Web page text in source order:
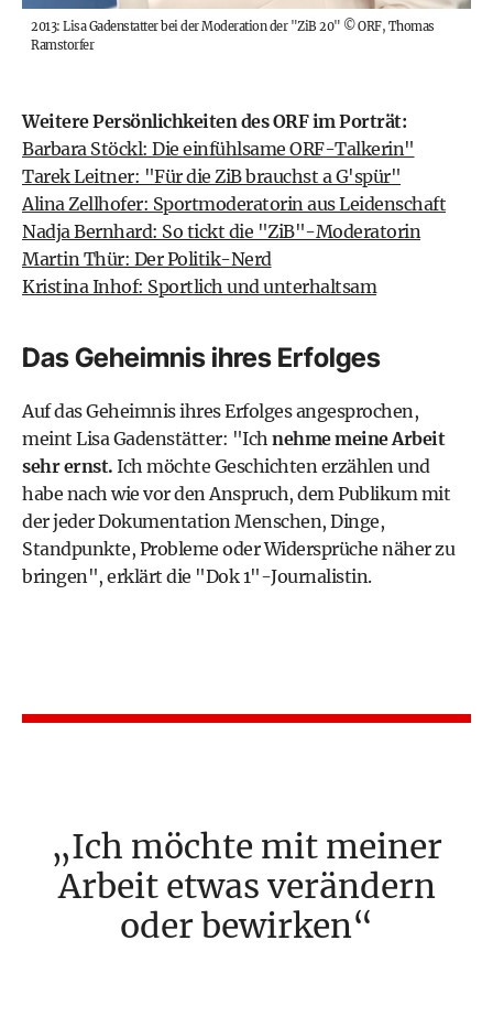
2013: Lisa Gadenstatter bei der Moderation der "ZiB 20" ©ORF, Thomas
Ramstorfer
Weitere Persönlichkeiten des ORF im Porträt:
Barbara Stöckl: Die einfühlsame ORF-Talkerin"
Tarek Leitner: "Für die ZiB brauchst a G'spür"
Alina Zellhofer: Sportmoderatorin aus Leidenschaft
Nadja Bernhard: So tickt die "ZiB"-Moderatorin
Martin Thür: Der Politik-Nerd
Kristina Inhof: Sportlich und unterhaltsam
Das Geheimnis ihres Erfolges
Auf das Geheimnis ihres Erfolges angesprochen,
meint Lisa Gadenstätter: "Ich nehme meine Arbeit
sehr ernst. Ich möchte Geschichten erzählen und
habe nach wie vor den Anspruch, dem Publikum mit
der jeder Dokumentation Menschen, Dinge,
Standpunkte, Probleme oder Widersprüche näher zu
bringen", erklärt die "Dok 1"-Journalistin.
Ich möchte mit meiner
Arbeit etwas verändern
oder bewirken